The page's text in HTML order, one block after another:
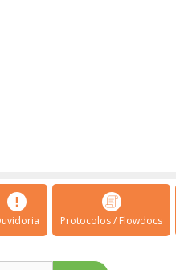
Protocolos / Flowdocs